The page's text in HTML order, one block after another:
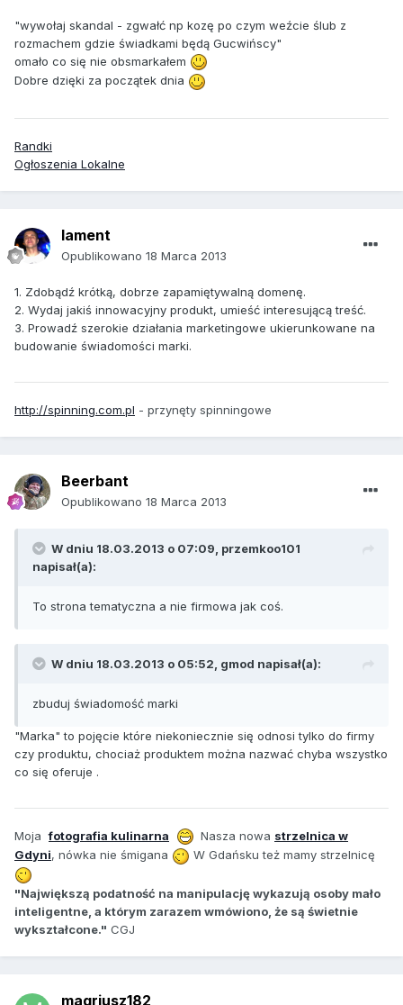
"wywołaj skandal - zgwałć np kozę po czym weźcie ślub z
rozmachem gdzie świadkami będą Gucwińscy"
omało co się nie obsmarkałem
Dobre dzięki za początek dnia
Randki
Ogłoszenia Lokalne
lament
Opublikowano 18 Marca 2013
1. Zdobądź krótką, dobrze zapamiętywalną domenę.
2. Wydaj jakiś innowacyjny produkt, umieść interesującą treść.
3. Prowadź szerokie działania marketingowe ukierunkowane na
budowanie świadomości marki.
http://spinning.com.pl - przynęty spinningowe
Beerbant
Opublikowano 18 Marca 2013
W dniu 18.03.2013 o 07:09, przemkoo101
napisał(a):
To strona tematyczna a nie firmowa jak coś.
W dniu 18.03.2013 o 05:52, gmod napisał(a):
zbuduj świadomość marki
"Marka" to pojęcie które niekoniecznie się odnosi tylko do firmy
czy produktu, chociaż produktem można nazwać chyba wszystko
co się oferuje .
Mojafotografia kulinarna Nasza nowa strzelnica w
Gdyni, nówka nie śmigana W Gdańsku też mamy strzelnicę
"Największą podatność na manipulację wykazują osoby mało
inteligentne, a którym zarazem wmówiono, że są świetnie
wykształcone." CGJ
maqriusz182